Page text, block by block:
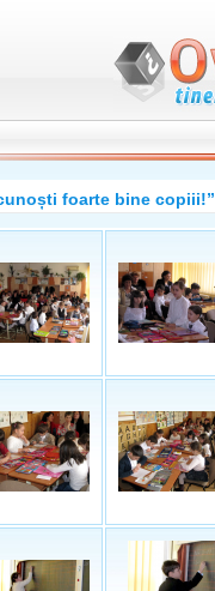
foarte bine copiii!”